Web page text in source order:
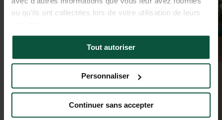
ou qu'ils ont collectées lors de votre utilisation de leurs
Tout autoriser
Personnaliser
Continuer sans accepter